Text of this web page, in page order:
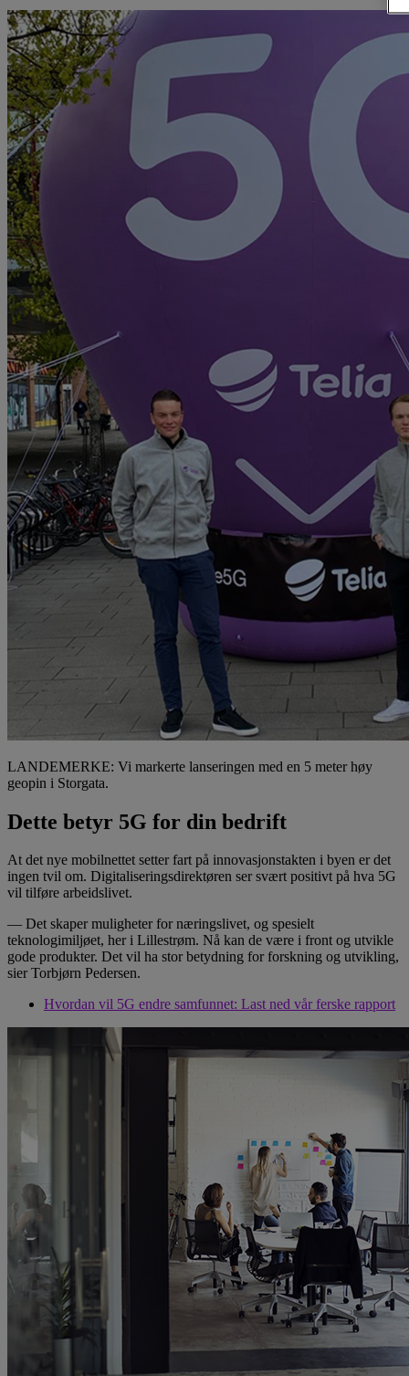
LANDEMERKE: Vi markerte lanseringen med en 5 meter høy
geopin i Storgata.
Dette betyr 5G for din bedrift
At det nye mobilnettet setter fart på innovasjonstakten i byen er det
ingen tvil om. Digitaliseringsdirektøren ser svært positivt på hva 5G
vil tilføre arbeidslivet.
— Det skaper muligheter for næringslivet, og spesielt
teknologimiljøet, her i Lillestrøm. Nå kan de være i front og utvikle
gode produkter. Det vil ha stor betydning for forskning og utvikling,
sier Torbjørn Pedersen.
Hvordan vil 5G endre samfunnet: Last ned vår ferske rapport